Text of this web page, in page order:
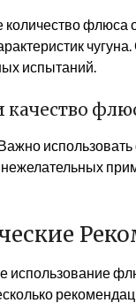
флюса
испытаний.
качество